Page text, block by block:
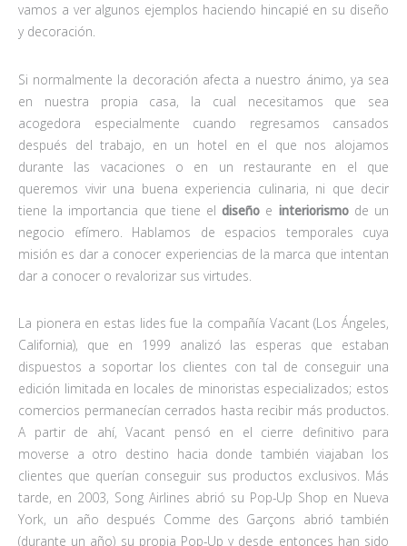
vamos a ver algunos ejemplos haciendo hincapié en su diseño
y decoración.
Si normalmente la decoración afecta a nuestro ánimo, ya sea
en nuestra propia casa, la cual necesitamos que sea
acogedora especialmente cuando regresamos cansados
después del trabajo, en un hotel en el que nos alojamos
durante las vacaciones o en un restaurante en el que
queremos vivir una buena experiencia culinaria, ni que decir
tiene la importancia que tiene eldiseño e interiorismode un
negocio efímero. Hablamos de espacios temporales cuya
misión es dar a conocer experiencias de la marca que intentan
dar a conocer o revalorizar sus virtudes.
La pionera en estas lides fue la compañía Vacant (Los Ángeles,
California), que en 1999 analizó las esperas que estaban
dispuestos a soportar los clientes con tal de conseguir una
edición limitada en locales de minoristas especializados; estos
comercios permanecían cerrados hasta recibir más productos.
A partir de ahí, Vacant pensó en el cierre definitivo para
moverse a otro destino hacia donde también viajaban los
clientes que querían conseguir sus productos exclusivos. Más
tarde, en 2003, Song Airlines abrió su Pop-Up Shop en Nueva
York, un año después Comme des Garçons abrió también
(durante un año) su propia Pop-Up y desde entonces han sido